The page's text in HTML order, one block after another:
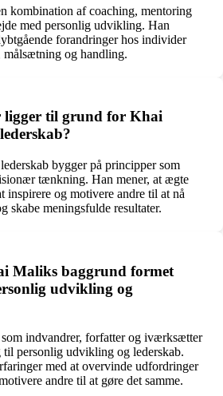
kombination af coaching, mentoring
med personlig udvikling. Han
forandringer hos individer
målsætning og handling.
ligger til grund for Khai
bygger på principper som
tænkning. Han mener, at ægte
inspirere og motivere andre til at nå
skabe meningsfulde resultater.
Maliks baggrund formet
udvikling og
indvandrer, forfatter og iværksætter
til personlig udvikling og lederskab.
med at overvinde udfordringer
andre til at gøre det samme.